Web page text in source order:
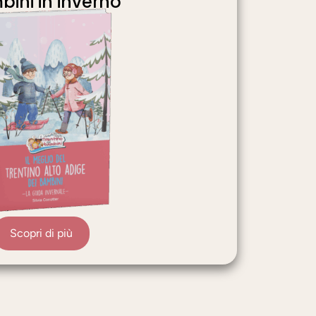
Scopri di più